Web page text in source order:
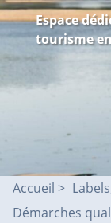
Espace
tourisme
Accueil
Démarches